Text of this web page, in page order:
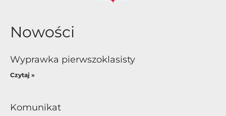
Nowości
Wyprawka pierwszoklasisty
Czytaj »
Komunikat